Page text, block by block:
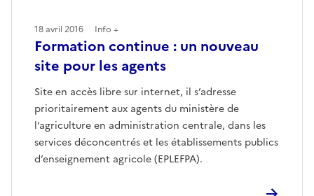
Formation continue : un nouveau
site pour les agents
Site en accès libre sur internet, il s’adresse
prioritairement aux agents du ministère de
l’agriculture en administration centrale, dans les
services déconcentrés et les établissements publics
d’enseignement agricole (EPLEFPA).
18 avril 2016 Info +